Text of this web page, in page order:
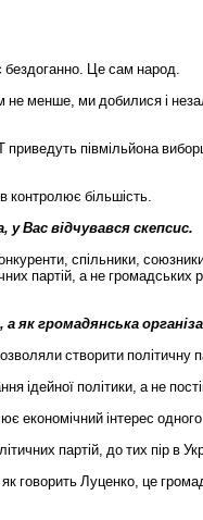
бездоганно. Це сам народ.
не менше, ми добилися і
приведуть півмільйона
контролює більшість.
, у Вас відчувався скепсис.
, спільники,
партій, а не громадських
, а як громадянська
створити політичну
ідейної політики, а не
економічний інтерес одного
партій, до тих пір в
як говорить Луценко, це